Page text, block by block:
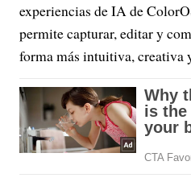
experiencias de IA de
permite capturar, editar y
forma más intuitiva, creativa